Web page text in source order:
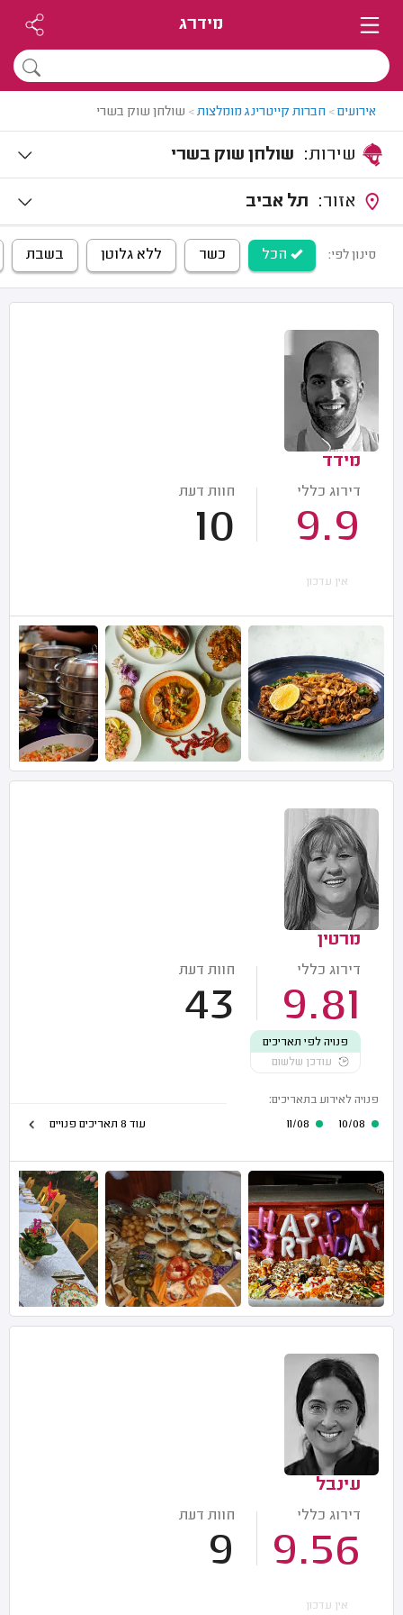
מידרג
אירועים> חברות קייטרינג מומלצות> שולחן שוק בשרי
שולחן שוק בשרי
תל אביב
סינון לפי: הכל כשר ללא גלוטן בשבת
מידד
דירוג כללי
9.9
חוות דעת
10
אין עדכון
מרטין
דירוג כללי
9.81
חוות דעת
43
פנויה לפי תאריכים
עודכן שלשום
פנויה לאירוע בתאריכים:
עוד 8 תאריכים פנויים
עינבל
דירוג כללי
9.56
חוות דעת
9
אין עדכון